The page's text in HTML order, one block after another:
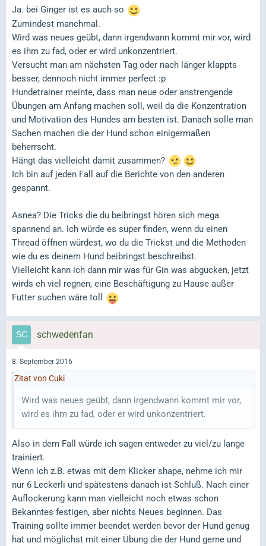
Ja. bei Ginger ist es auch so
Zumindest manchmal.
Wird was neues geübt, dann irgendwann kommt mir vor, wird
es ihm zu fad, oder er wird unkonzentriert.
Versucht man am nächsten Tag oder nach länger klappts
besser, dennoch nicht immer perfect :p
Hundetrainer meinte, dass man neue oder anstrengende
Übungen am Anfang machen soll, weil da die Konzentration
und Motivation des Hundes am besten ist. Danach solle man
Sachen machen die der Hund schon einigermaßen
beherrscht.
Hängt das vielleicht damit zusammen?
Ich bin auf jeden Fall auf die Berichte von den anderen
gespannt.
Asnea? Die Tricks die du beibringst hören sich mega
spannend an. Ich würde es super finden, wenn du einen
Thread öffnen würdest, wo du die Trickst und die Methoden
wie du es deinem Hund beibringst beschreibst.
Vielleicht kann ich dann mir was für Gin was abgucken, jetzt
wirds eh viel regnen, eine Beschäftigung zu Hause außer
Futter suchen wäre toll
schwedenfan
8. September 2016
Zitat von Cuki
Wird was neues geübt, dann irgendwann kommt mir vor,
wird es ihm zu fad, oder er wird unkonzentriert.
Also in dem Fall würde ich sagen entweder zu viel/zu lange
trainiert.
Wenn ich z.B. etwas mit dem Klicker shape, nehme ich mir
nur 6 Leckerli und spätestens danach ist Schluß. Nach einer
Auflockerung kann man vielleicht noch etwas schon
Bekanntes festigen, aber nichts Neues beginnen. Das
Training sollte immer beendet werden bevor der Hund genug
hat und möglichst mit einer Übung die der Hund gerne und